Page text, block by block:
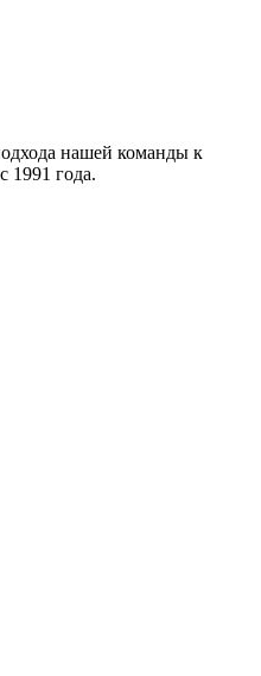
нашей команды к
1991 года.